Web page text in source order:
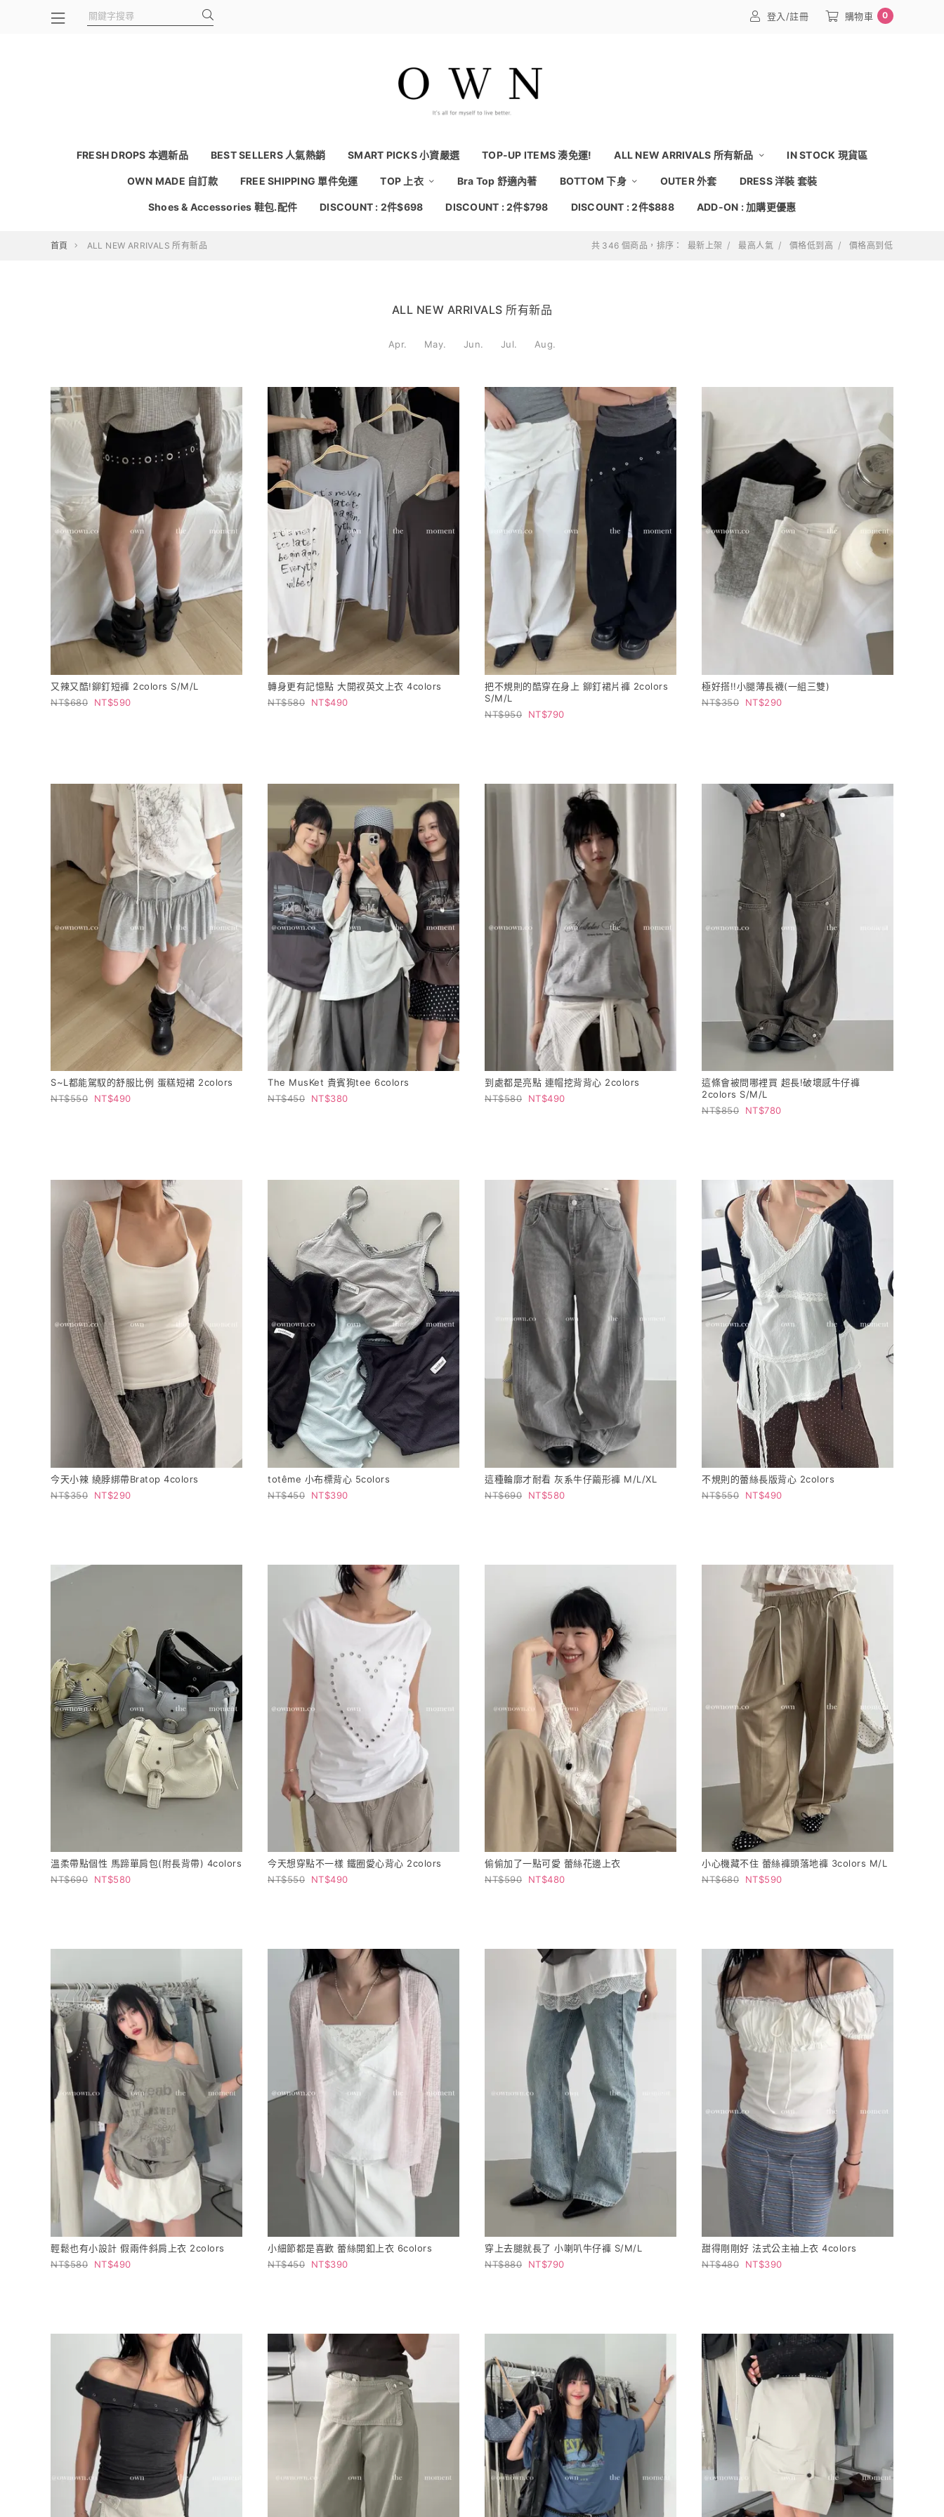
登入/註冊 購物車 0
FRESH DROPS 本週新品 BEST SELLERS 人氣熱銷 SMART PICKS 小資嚴選 TOP-UP ITEMS 湊免運! ALL NEW ARRIVALS 所有新品 IN STOCK 現貨區
OWN MADE 自訂款 FREE SHIPPING 單件免運 TOP 上衣 Bra Top 舒適內著 BOTTOM 下身 OUTER 外套 DRESS 洋裝 套裝
Shoes & Accessories 鞋包.配件 DISCOUNT : 2件$698 DISCOUNT : 2件$798 DISCOUNT : 2件$888 ADD-ON : 加購更優惠
首頁 ALL NEW ARRIVALS 所有新品 共 346 個商品，排序： 最新上架 最高人氣 價格低到高 價格高到低
ALL NEW ARRIVALS 所有新品
Apr. May. Jun. Jul. Aug.
又辣又酷!鉚釘短褲 2colors S/M/L
680
590
轉身更有記憶點 大開衩英文上衣 4colors
580
490
把不規則的酷穿在身上 鉚釘裙片褲 2colors
S/M/L
950
790
極好搭!!小腿薄長襪(一組三雙)
350
290
S~L都能駕馭的舒服比例 蛋糕短裙 2colors
550
490
The MusKet 貴賓狗tee 6colors
450
380
到處都是亮點 連帽挖背背心 2colors
580
490
這條會被問哪裡買 超長!破壞感牛仔褲
2colors S/M/L
850
780
今天小辣 繞脖綁帶Bratop 4colors
350
290
totême 小布標背心 5colors
450
390
這種輪廓才耐看 灰系牛仔繭形褲 M/L/XL
690
580
不規則的蕾絲長版背心 2colors
550
490
溫柔帶點個性 馬蹄單肩包(附長背帶) 4colors
690
580
今天想穿點不一樣 鐵圈愛心背心 2colors
550
490
偷偷加了一點可愛 蕾絲花邊上衣
590
480
小心機藏不住 蕾絲褲頭落地褲 3colors M/L
680
590
輕鬆也有小設計 假兩件斜肩上衣 2colors
580
490
小細節都是喜歡 蕾絲開釦上衣 6colors
450
390
穿上去腿就長了 小喇叭牛仔褲 S/M/L
880
790
甜得剛剛好 法式公主袖上衣 4colors
480
390